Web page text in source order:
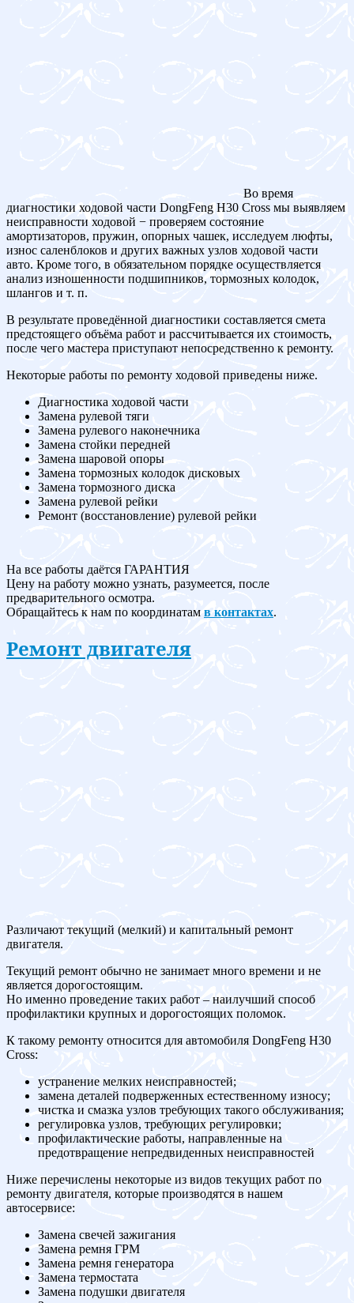
Во время
диагностики ходовой части DongFeng H30 Cross мы выявляем
неисправности ходовой − проверяем состояние
амортизаторов, пружин, опорных чашек, исследуем люфты,
износ саленблоков и других важных узлов ходовой части
авто. Кроме того, в обязательном порядке осуществляется
анализ изношенности подшипников, тормозных колодок,
шлангов и т. п.
В результате проведённой диагностики составляется смета
предстоящего объёма работ и рассчитывается их стоимость,
после чего мастера приступают непосредственно к ремонту.
Некоторые работы по ремонту ходовой приведены ниже.
Диагностика ходовой части
Замена рулевой тяги
Замена рулевого наконечника
Замена стойки передней
Замена шаровой опоры
Замена тормозных колодок дисковых
Замена тормозного диска
Замена рулевой рейки
Ремонт (восстановление) рулевой рейки
На все работы даётся ГАРАНТИЯ
Цену на работу можно узнать, разумеется, после
предварительного осмотра.
Обращайтесь к нам по координатам в контактах.
Ремонт двигателя
Различают текущий (мелкий) и капитальный ремонт
двигателя.
Текущий ремонт обычно не занимает много времени и не
является дорогостоящим.
Но именно проведение таких работ – наилучший способ
профилактики крупных и дорогостоящих поломок.
К такому ремонту относится для автомобиля DongFeng H30
Cross:
устранение мелких неисправностей;
замена деталей подверженных естественному износу;
чистка и смазка узлов требующих такого обслуживания;
регулировка узлов, требующих регулировки;
профилактические работы, направленные на
предотвращение непредвиденных неисправностей
Ниже перечислены некоторые из видов текущих работ по
ремонту двигателя, которые производятся в нашем
автосервисе:
Замена свечей зажигания
Замена ремня ГРМ
Замена ремня генератора
Замена термостата
Замена подушки двигателя